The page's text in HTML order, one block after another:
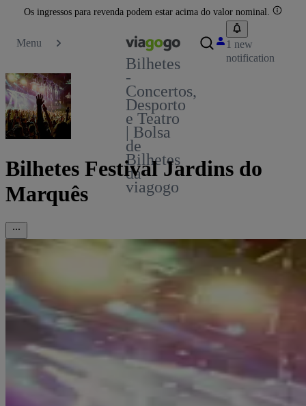
Os ingressos para revenda podem estar acima do valor nominal.
Menu
Bilhetes
-
Concertos,
Desporto
e Teatro
| Bolsa
de
Bilhetes
da
viagogo
1 new
notification
Bilhetes Festival Jardins do
Marquês